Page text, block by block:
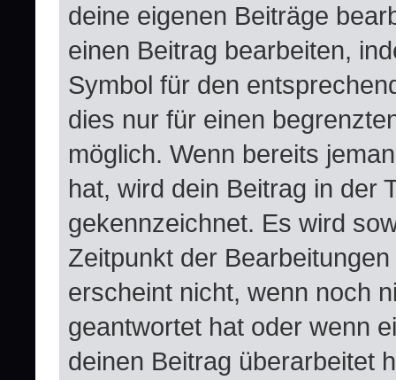
deine eigenen Beiträge
einen Beitrag bearbeiten,
Symbol für den
dies nur für einen
möglich. Wenn bereits
hat, wird dein Beitrag in der
gekennzeichnet. Es wird
Zeitpunkt der
erscheint nicht, wenn noch
geantwortet hat oder wenn
deinen Beitrag überarbeitet